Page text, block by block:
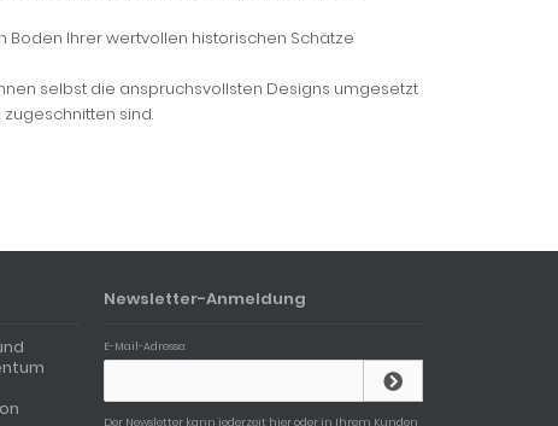
Ihrer wertvollen historischen Schätze
selbst die anspruchsvollsten Designs umgesetzt
sind.
Newsletter-Anmeldung
E-Mail-Adresse:
Der Newsletter kann jederzeit hier oder in Ihrem Kunden